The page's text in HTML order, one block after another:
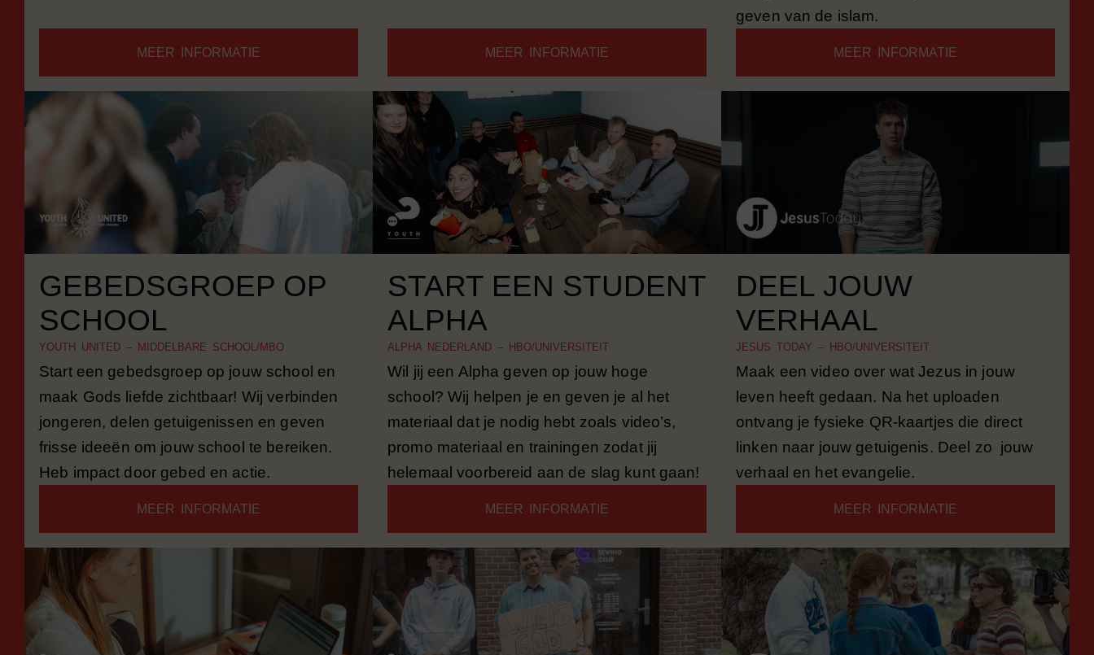
MEER INFORMATIE MEER INFORMATIE
geven van de islam.
MEER INFORMATIE
GEBEDSGROEP OP
SCHOOL
YOUTH UNITED – MIDDELBARE SCHOOL/MBO
Start een gebedsgroep op jouw school en
maak Gods liefde zichtbaar! Wij verbinden
jongeren, delen getuigenissen en geven
frisse ideeën om jouw school te bereiken.
Heb impact door gebed en actie.
MEER INFORMATIE
START EEN STUDENT
ALPHA
ALPHA NEDERLAND – HBO/UNIVERSITEIT
Wil jij een Alpha geven op jouw hoge
school? Wij helpen je en geven je al het
materiaal dat je nodig hebt zoals video’s,
promo materiaal en trainingen zodat jij
helemaal voorbereid aan de slag kunt gaan!
MEER INFORMATIE
DEEL JOUW
VERHAAL
JESUS TODAY – HBO/UNIVERSITEIT
Maak een video over wat Jezus in jouw
leven heeft gedaan. Na het uploaden
ontvang je fysieke QR-kaartjes die direct
linken naar jouw getuigenis. Deel zo jouw
verhaal en het evangelie.
MEER INFORMATIE